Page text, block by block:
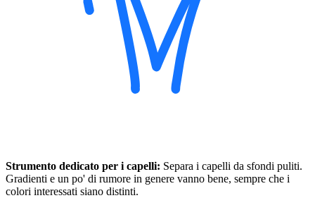
Strumento dedicato per i capelli: Separa i capelli da sfondi puliti.
Gradienti e un po' di rumore in genere vanno bene, sempre che i
colori interessati siano distinti.